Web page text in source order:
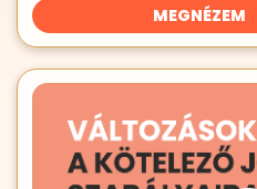
MEGNÉZEM